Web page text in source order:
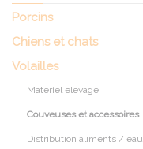
Porcins
Chiens et chats
Volailles
Materiel elevage
Couveuses et accessoires
Distribution aliments / eau